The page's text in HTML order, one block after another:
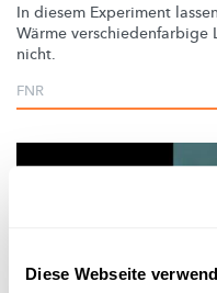
Diese Webseite
In diesem Experiment
Wärme verschiedenfarbige
nicht.
FNR